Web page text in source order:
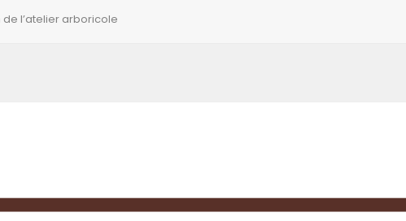
de l’atelier arboricole